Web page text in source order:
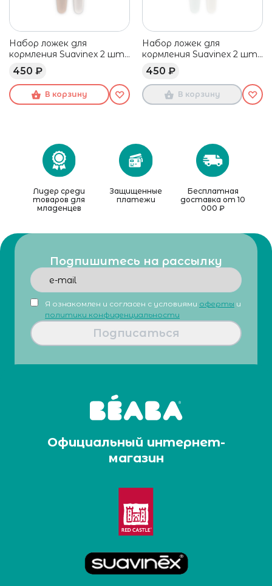
Набор ложек для
кормления Suavinex 2 шт,
6 мес+
450 ₽
В корзину
Набор ложек для
кормления Suavinex 2 шт,
6 мес+
450 ₽
В корзину
Лидер среди
товаров для
младенцев
Защищенные
платежи
Бесплатная
доставка от 10
000 ₽
Подпишитесь на рассылку
Я ознакомлен и согласен с условиями оферты и
политики конфиденциальности
Подписаться
Официальный интернет-
магазин